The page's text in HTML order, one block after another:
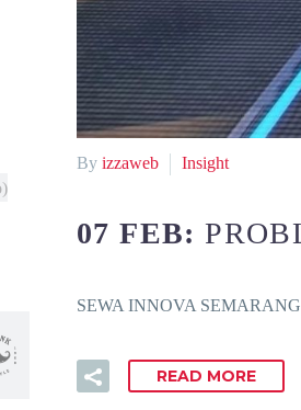
By izzaweb Insight
07 FEB:
SEWA INNOVA SEMARANG
READ MORE